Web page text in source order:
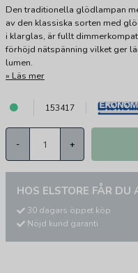
Den traditionella glödlampan
av den klassiska sorten med
i klarglas, är fullt
förhöjd nätspänning vilket ger
lumen.
Läs mer
153417
- +
HOS ELSTORE FÅR DU
30 dagars öppet köp
Nöjd kund garanti